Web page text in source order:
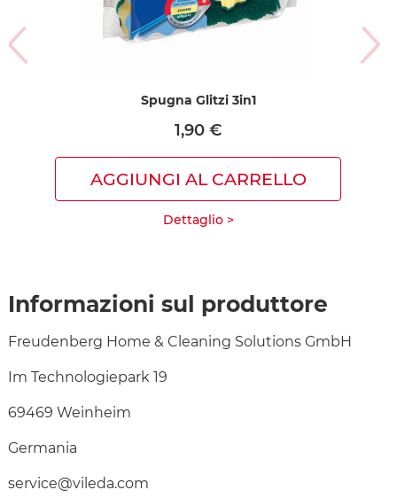
Spugna Glitzi 3in1
1,90 €
AGGIUNGI AL CARRELLO
Dettaglio >
Informazioni sul produttore
Freudenberg Home & Cleaning Solutions GmbH
Im Technologiepark 19
69469 Weinheim
Germania
service@vileda.com